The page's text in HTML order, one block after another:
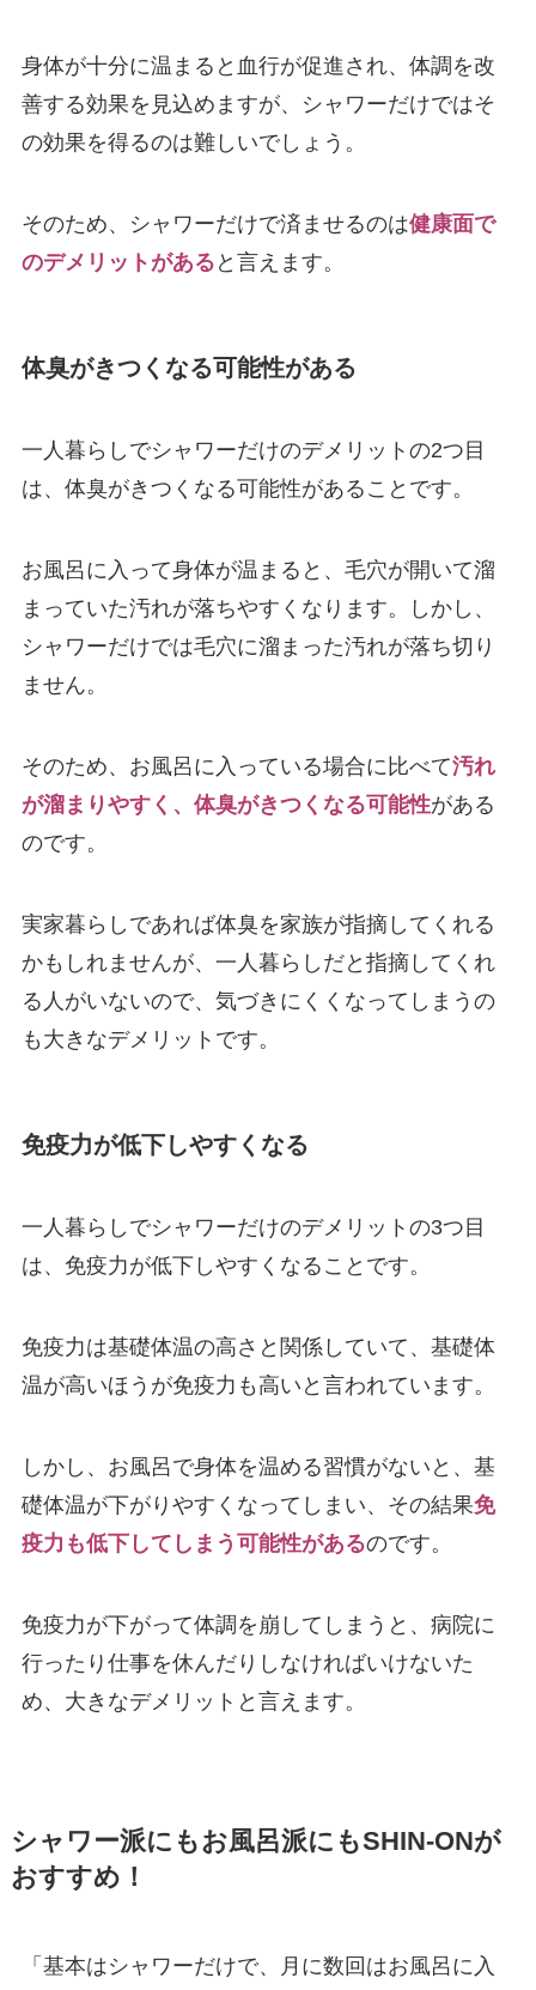
身体が十分に温まると血行が促進され、体調を改
善する効果を見込めますが、シャワーだけではそ
の効果を得るのは難しいでしょう。
そのため、シャワーだけで済ませるのは健康面で
のデメリットがある と言えます。
体臭がきつくなる可能性がある
一人暮らしでシャワーだけのデメリットの2つ目
は、体臭がきつくなる可能性があることです。
お風呂に入って身体が温まると、毛穴が開いて溜
まっていた汚れが落ちやすくなります。しかし、
シャワーだけでは毛穴に溜まった汚れが落ち切り
ません。
そのため、お風呂に入っている場合に比べて汚れ
が溜まりやすく、体臭がきつくなる可能性がある
のです。
実家暮らしであれば体臭を家族が指摘してくれる
かもしれませんが、一人暮らしだと指摘してくれ
る人がいないので、気づきにくくなってしまうの
も大きなデメリットです。
免疫力が低下しやすくなる
一人暮らしでシャワーだけのデメリットの3つ目
は、免疫力が低下しやすくなることです。
免疫力は基礎体温の高さと関係していて、基礎体
温が高いほうが免疫力も高いと言われています。
しかし、お風呂で身体を温める習慣がないと、基
礎体温が下がりやすくなってしまい、その結果免
疫力も低下してしまう可能性があるのです。
免疫力が下がって体調を崩してしまうと、病院に
行ったり仕事を休んだりしなければいけないた
め、大きなデメリットと言えます。
シャワー派にもお風呂派にもSHIN-ONが
おすすめ！
「基本はシャワーだけで、月に数回はお風呂に入